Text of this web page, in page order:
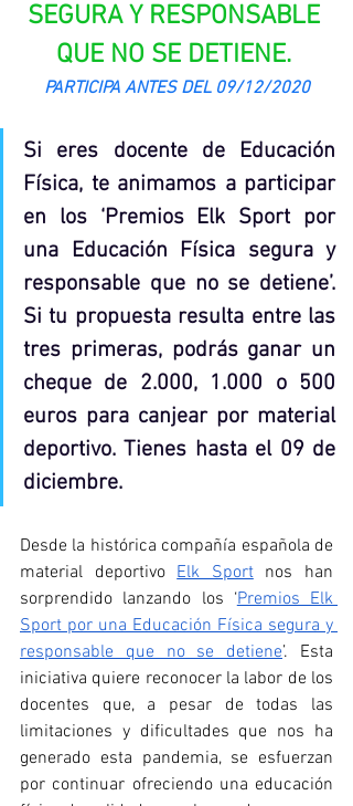
SEGURA Y RESPONSABLE
QUE NO SE DETIENE.
PARTICIPA ANTES DEL 09/12/2020
Si eres docente de Educación
Física, te animamos a participar
en los ‘Premios Elk Sport por
una Educación Física segura y
responsable que no se detiene’.
Si tu propuesta resulta entre las
tres primeras, podrás ganar un
cheque de 2.000, 1.000 o 500
euros para canjear por material
deportivo. Tienes hasta el 09 de
diciembre.
Desde la histórica compañía española de
material deportivo Elk Sport nos han
sorprendido lanzando los ‘Premios Elk
Sport por una Educación Física segura y
responsable que no se detiene’. Esta
iniciativa quiere reconocer la labor de los
docentes que, a pesar de todas las
limitaciones y dificultades que nos ha
generado esta pandemia, se esfuerzan
por continuar ofreciendo una educación